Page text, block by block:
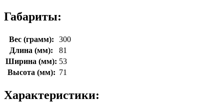
Габариты:
Вес (грамм):
300
Длина (мм):
81
Ширина (мм): 53
Высота (мм): 71
Характеристики: